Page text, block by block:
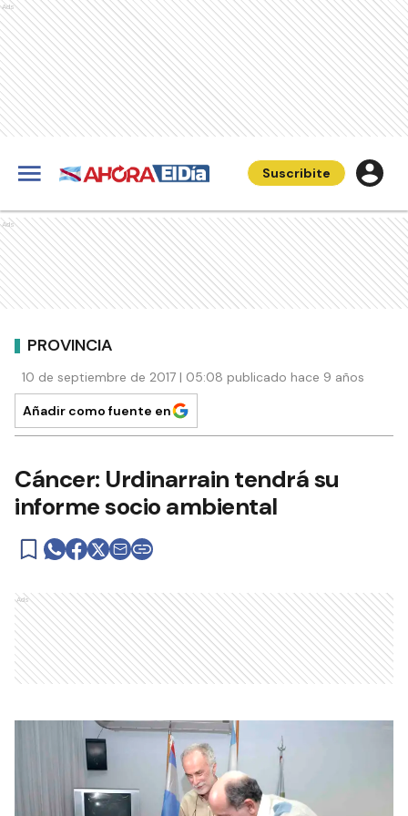
Ads
Suscribite
Ads
PROVINCIA
10 de septiembre de 2017 | 05:08 publicado hace 9 años
Añadir como fuente en
Cáncer: Urdinarrain tendrá su
informe socio ambiental
Ads